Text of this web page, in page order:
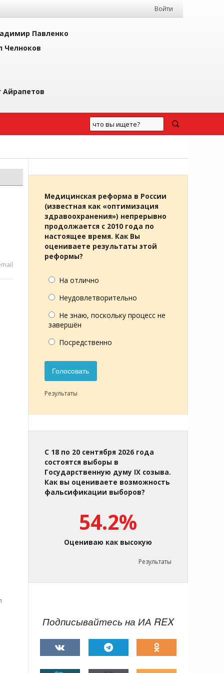
Войти
Павленко
Челноков
Айрапетов
Медицинская реформа в России
(известная как «оптимизация
здравоохранения») непрерывно
продолжается с 2010 года по
настоящее время. Как Вы
оцениваете результаты этой
реформы?
На отлично
Неудовлетворительно
Не знаю, поскольку процесс не
завершён
Посредственно
Голосовать
Результаты
С 18 по 20 сентября 2026 года
состоятся выборы в
Государственную думу IX созыва.
Как вы оцениваете возможность
фальсификации выборов?
54.2%
Оцениваю как высокую
Результаты
Подписывайтесь на ИА REX